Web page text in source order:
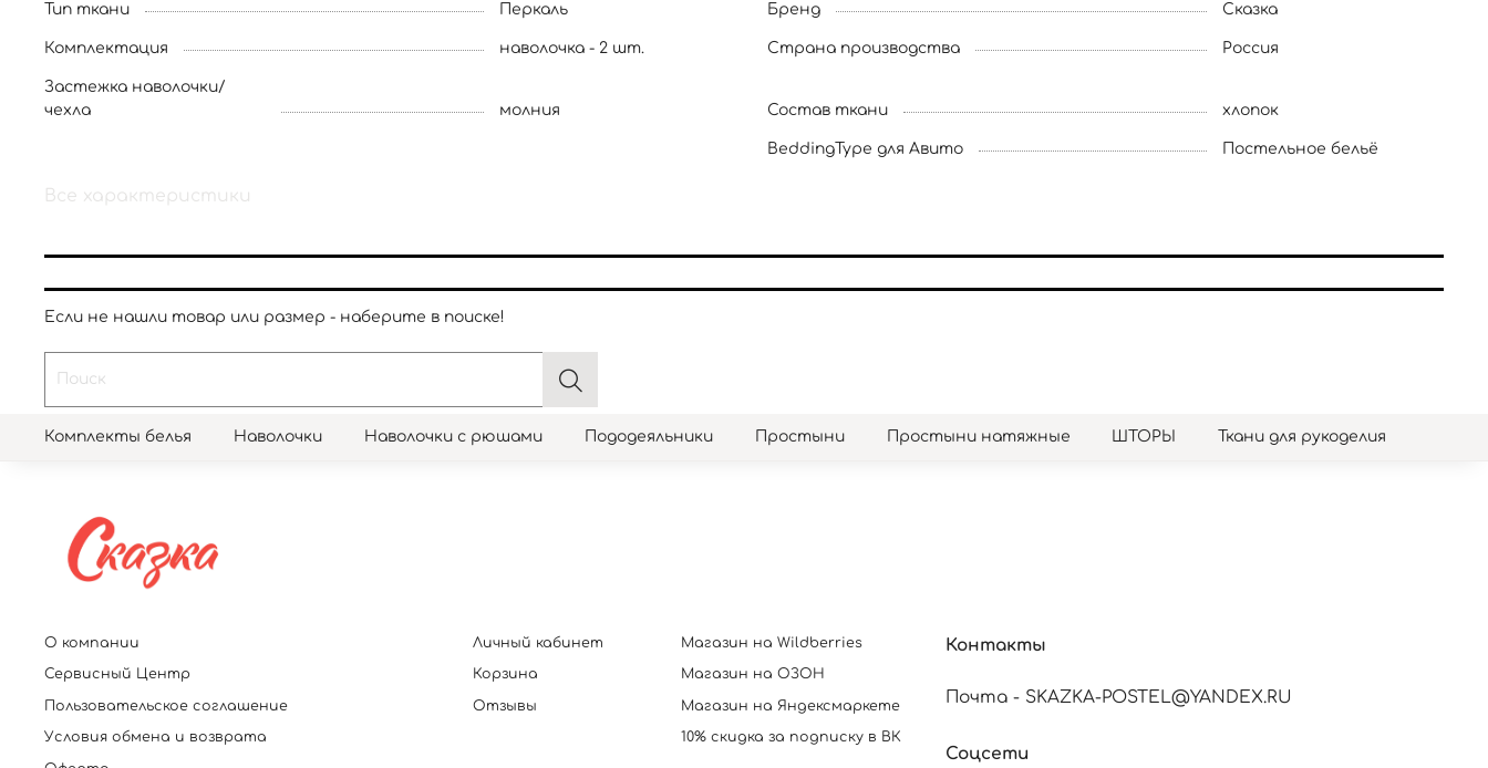
Тип ткани Перкаль Бренд Сказка
Комплектация наволочка - 2 шт. Страна производства Россия
Застежка наволочки/
чехла
молния Состав ткани хлопок
BeddingType для Авито Постельное бельё
Все характеристики
Если не нашли товар или размер - наберите в поиске!
Комплекты белья Наволочки Наволочки с рюшами Пододеяльники Простыни Простыни натяжные ШТОРЫ Ткани для рукоделия
О компании
Сервисный Центр
Пользовательское соглашение
Условия обмена и возврата
Личный кабинет
Корзина
Отзывы
Магазин на Wildberries
Магазин на ОЗОН
Магазин на Яндексмаркете
10% скидка за подписку в ВК
Контакты
Почта - SKAZKA-POSTEL@YANDEX.RU
Соцсети